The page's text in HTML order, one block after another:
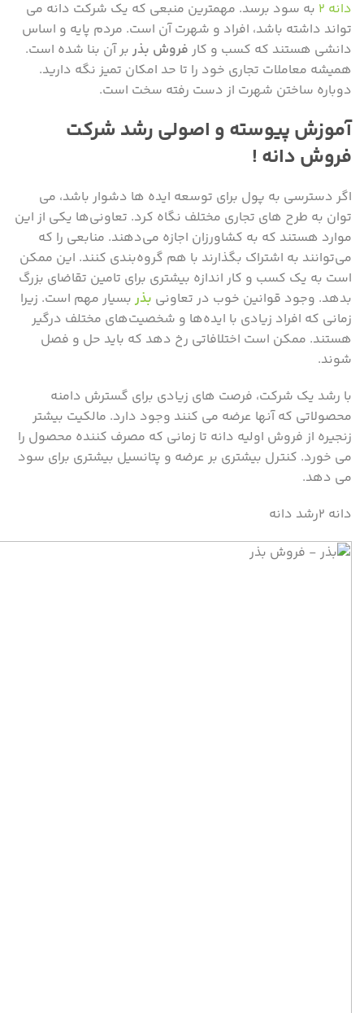
دانه ۲
به سود برسد. مهمترین منبعی که یک شرکت دانه می
تواند داشته باشد، افراد و شهرت آن است. مردم پایه و اساس
دانشی هستند که کسب و کار فروش بذر بر آن بنا شده است.
همیشه معاملات تجاری خود را تا حد امکان تمیز نگه دارید.
دوباره ساختن شهرت از دست رفته سخت است.
آموزش پیوسته و اصولی رشد شرکت
فروش دانه !
اگر دسترسی به پول برای توسعه ایده ها دشوار باشد، می
توان به طرح های تجاری مختلف نگاه کرد. تعاونی‌ها یکی از این
موارد هستند که به کشاورزان اجازه می‌دهند. منابعی را که
می‌توانند به اشتراک بگذارند با هم گروه‌بندی کنند. این ممکن
است به یک کسب و کار اندازه بیشتری برای تامین تقاضای بزرگ
بدهد. وجود قوانین خوب در تعاونی بذر بسیار مهم است. زیرا
زمانی که افراد زیادی با ایده‌ها و شخصیت‌های مختلف درگیر
هستند. ممکن است اختلافاتی رخ دهد که باید حل و فصل
شوند.
با رشد یک شرکت، فرصت های زیادی برای گسترش دامنه
محصولاتی که آنها عرضه می کنند وجود دارد. مالکیت بیشتر
زنجیره از فروش اولیه دانه تا زمانی که مصرف کننده محصول را
می خورد. کنترل بیشتری بر عرضه و پتانسیل بیشتری برای سود
می دهد.
دانه ۲رشد دانه